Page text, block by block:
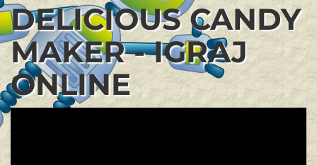
DELICIOUS CANDY
MAKER - IGRAJ
ONLINE